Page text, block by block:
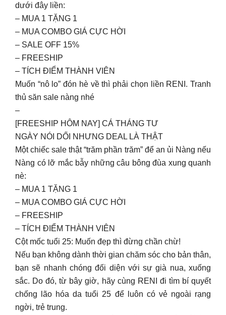
dưới đây liền:
– MUA 1 TẶNG 1
– MUA COMBO GIÁ CỰC HỜI
– SALE OFF 15%
– FREESHIP
– TÍCH ĐIỂM THÀNH VIÊN
Muốn “nô lo” đón hè về thì phải chọn liền RENI. Tranh
thủ săn sale nàng nhé
–
[FREESHIP HÔM NAY] CÁ THÁNG TƯ
NGÀY NÓI DỐI NHƯNG DEAL LÀ THẬT
Một chiếc sale thật “trăm phần trăm” để an ủi Nàng nếu
Nàng có lỡ mắc bẫy những câu bông đùa xung quanh
nè:
– MUA 1 TẶNG 1
– MUA COMBO GIÁ CỰC HỜI
– FREESHIP
– TÍCH ĐIỂM THÀNH VIÊN
Cột mốc tuổi 25: Muốn đẹp thì đừng chần chừ!
Nếu bạn không dành thời gian chăm sóc cho bản thân,
bạn sẽ nhanh chóng đối diện với sự già nua, xuống
sắc. Do đó, từ bây giờ, hãy cùng RENI đi tìm bí quyết
chống lão hóa da tuổi 25 để luôn có vẻ ngoài rạng
ngời, trẻ trung.